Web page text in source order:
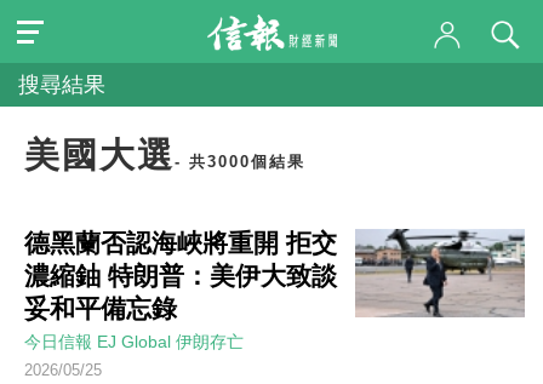
搜尋結果
美國大選 - 共3000個結果
德黑蘭否認海峽將重開 拒交
濃縮鈾 特朗普：美伊大致談
妥和平備忘錄
今日信報 EJ Global 伊朗存亡
2026/05/25